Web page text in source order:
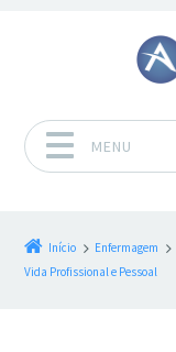
MENU
Início Enfermagem
Vida Profissional e Pessoal